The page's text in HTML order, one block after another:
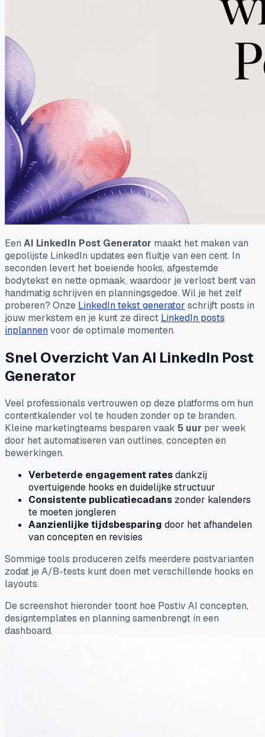
Een AI LinkedIn Post Generator maakt het maken van
gepolijste LinkedIn updates een fluitje van een cent. In
seconden levert het boeiende hooks, afgestemde
bodytekst en nette opmaak, waardoor je verlost bent van
handmatig schrijven en planningsgedoe. Wil je het zelf
proberen? Onze LinkedIn tekst generator schrijft posts in
jouw merkstem en je kunt ze direct LinkedIn posts
inplannenvoor de optimale momenten.
Snel Overzicht Van AI LinkedIn Post
Generator
Veel professionals vertrouwen op deze platforms om hun
contentkalender vol te houden zonder op te branden.
Kleine marketingteams besparen vaak 5 uur per week
door het automatiseren van outlines, concepten en
bewerkingen.
Verbeterde engagement ratesdankzij
overtuigende hooks en duidelijke structuur
Consistente publicatiecadans zonder kalenders
te moeten jongleren
Aanzienlijke tijdsbesparing door het afhandelen
van concepten en revisies
Sommige tools produceren zelfs meerdere postvarianten
zodat je A/B-tests kunt doen met verschillende hooks en
layouts.
De screenshot hieronder toont hoe Postiv AI concepten,
designtemplates en planning samenbrengt in een
dashboard.